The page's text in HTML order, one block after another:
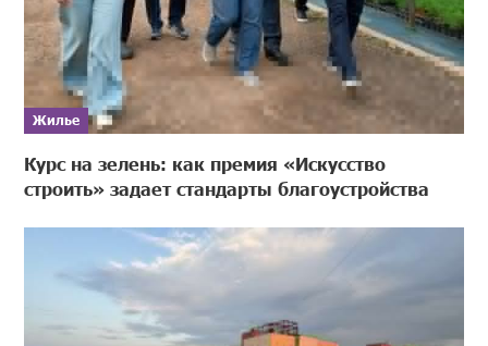
Жилье
Курс на зелень: как премия «Искусство
строить» задает стандарты благоустройства